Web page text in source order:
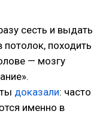
сесть и выдать
потолок, походить
— мозгу
доказали: часто
именно в